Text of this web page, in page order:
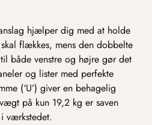
hjælper dig med at holde
flækkes, mens den dobbelte
både venstre og højre gør det
og lister med perfekte
(‘U’) giver en behagelig
på kun 19,2 kg er saven
værkstedet.